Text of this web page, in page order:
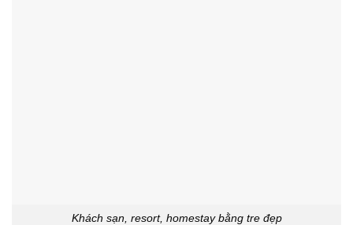
Khách sạn, resort, homestay bằng tre đẹp